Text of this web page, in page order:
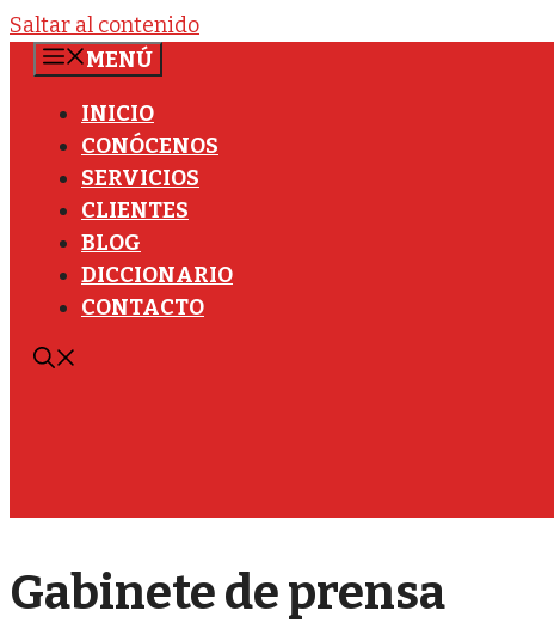
Saltar al contenido
MENÚ
INICIO
CONÓCENOS
SERVICIOS
CLIENTES
BLOG
DICCIONARIO
CONTACTO
Gabinete de prensa